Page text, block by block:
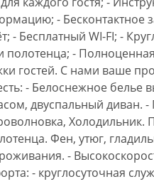
- Бесконтактное
Бесплатный WI-FI; -
-
гостей. С нами ваше
- Белоснежное белье
двуспальный диван.
Фен, утюг,
-
- круглосуточная